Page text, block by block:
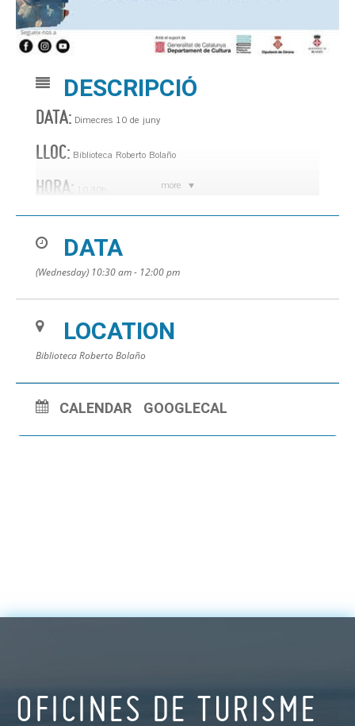
more
DESCRIPCIÓ
DATA: Dimecres 10 de juny
LLOC: Biblioteca Roberto Bolaño
HORA:
Setmana del mar. Memorial Albert Ros.
DATA
(Wednesday) 10:30 am - 12:00 pm
LOCATION
Biblioteca Roberto Bolaño
CALENDAR GOOGLECAL
OFICINES DE TURISME